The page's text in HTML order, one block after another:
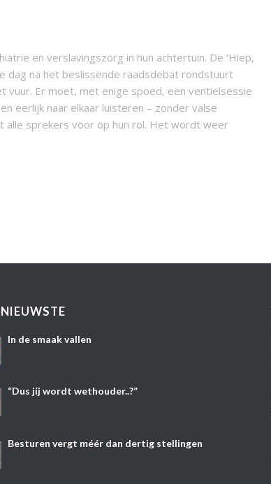
en verslavingszorg in hun achtertuin. De ‘Hiep,
dag na het beslissende raadsdebat rondstuurt
vuur. Er moet, met enige spoed, een ventielsessie
eerlijk naar elkaar luisteren – zonder valse
alle sprekers voor op hun rol. Het wordt weer
In de smaak vallen
“Dus jíj wordt wethouder..?”
Besturen vergt méér dan dertig stellingen